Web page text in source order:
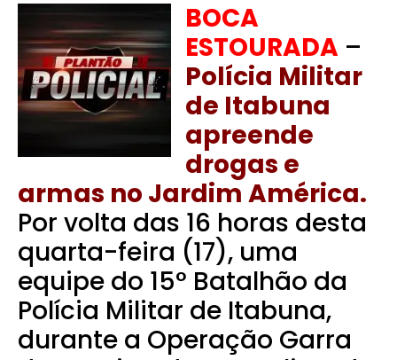
BOCA
ESTOURADA –
Polícia Militar
de Itabuna
apreende
drogas e
armas no Jardim América.
Por volta das 16 horas desta
quarta-feira (17), uma
equipe do 15° Batalhão da
Polícia Militar de Itabuna,
durante a Operação Garra